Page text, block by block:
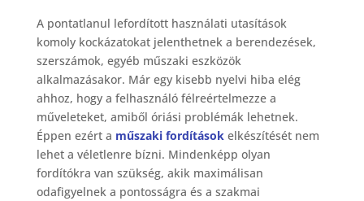
A pontatlanul lefordított használati utasítások
komoly kockázatokat jelenthetnek a berendezések,
szerszámok, egyéb műszaki eszközök
alkalmazásakor. Már egy kisebb nyelvi hiba elég
ahhoz, hogy a felhasználó félreértelmezze a
műveleteket, amiből óriási problémák lehetnek.
Éppen ezért a műszaki fordításokelkészítését nem
lehet a véletlenre bízni. Mindenképp olyan
fordítókra van szükség, akik maximálisan
odafigyelnek a pontosságra és a szakmai